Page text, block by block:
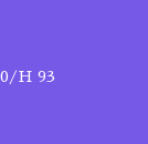
H 93